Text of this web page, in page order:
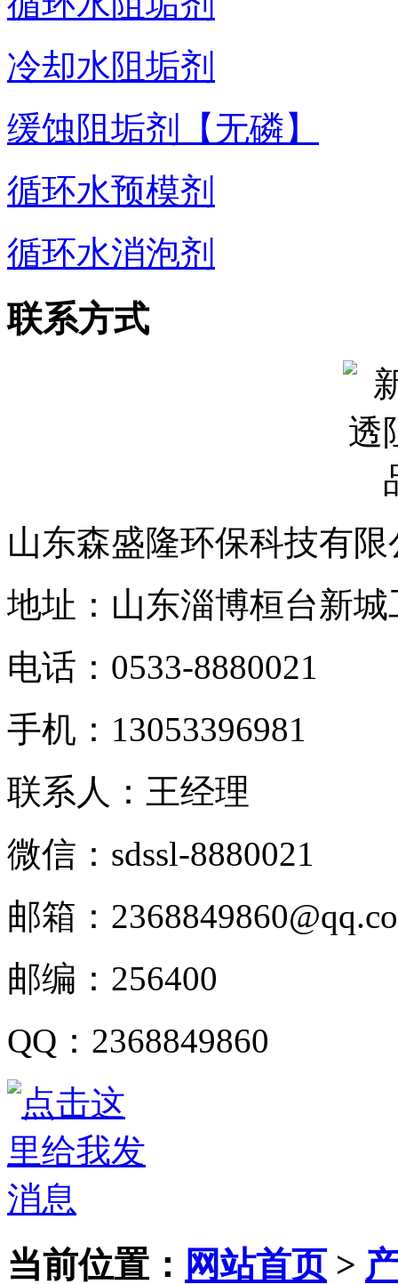
冷却水阻垢剂
缓蚀阻垢剂【无磷】
循环水预模剂
循环水消泡剂
联系方式
山东森盛隆环保科技有限
地址： 山东淄博桓台新
电话： 0533-8880021
手机： 13053396981
联系人：王经理
微信： sdssl-8880021
邮箱：
邮编： 256400
QQ ： 2368849860
当前位置： 网站首页>